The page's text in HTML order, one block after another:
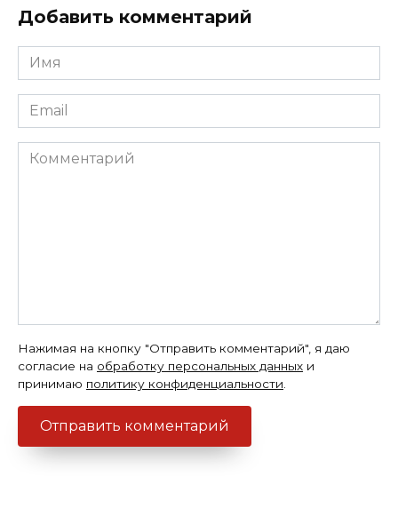
Добавить комментарий
Имя
*
Email
*
Комментарий
Нажимая на кнопку "Отправить комментарий", я даю
согласие на обработку персональных данных и
принимаю политику конфиденциальности.